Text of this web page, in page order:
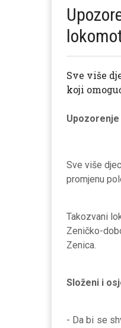
Sve više
koji
Sve više
promjenu
Takozvani
Zeničko-
Zenica.
Složeni i
- Da bi se